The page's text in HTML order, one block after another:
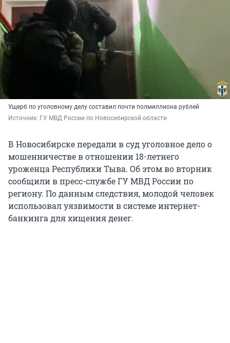
Ущерб по уголовному делу составил почти полмиллиона рублей
Источник: ГУ МВД России по Новосибирской области
В Новосибирске передали в суд уголовное дело о
мошенничестве в отношении 18-летнего
уроженца Республики Тыва. Об этом во вторник
сообщили в пресс-службе ГУ МВД России по
региону. По данным следствия, молодой человек
использовал уязвимости в системе интернет-
банкинга для хищения денег.